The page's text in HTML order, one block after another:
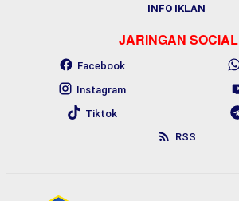
INFO IKLAN
JARINGAN SOCIAL
Facebook
Instagram
Tiktok
RSS